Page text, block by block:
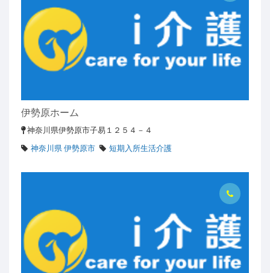
伊勢原ホーム
神奈川県伊勢原市子易１２５４－４
神奈川県 伊勢原市
短期入所生活介護